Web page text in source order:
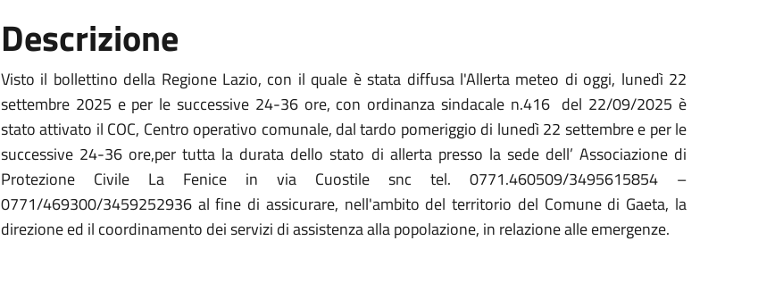
Descrizione
Visto il bollettino della Regione Lazio, con il quale è stata diffusa l'Allerta meteo di oggi, lunedì 22
settembre 2025 e per le successive 24-36 ore, con ordinanza sindacale n.416 del 22/09/2025 è
stato attivato il COC, Centro operativo comunale, dal tardo pomeriggio di lunedì 22 settembre e per le
successive 24-36 ore,per tutta la durata dello stato di allerta presso la sede dell’ Associazione di
Protezione Civile La Fenice in via Cuostile snc tel. 0771.460509/3495615854 –
0771/469300/3459252936 al fine di assicurare, nell'ambito del territorio del Comune di Gaeta, la
direzione ed il coordinamento dei servizi di assistenza alla popolazione, in relazione alle emergenze.